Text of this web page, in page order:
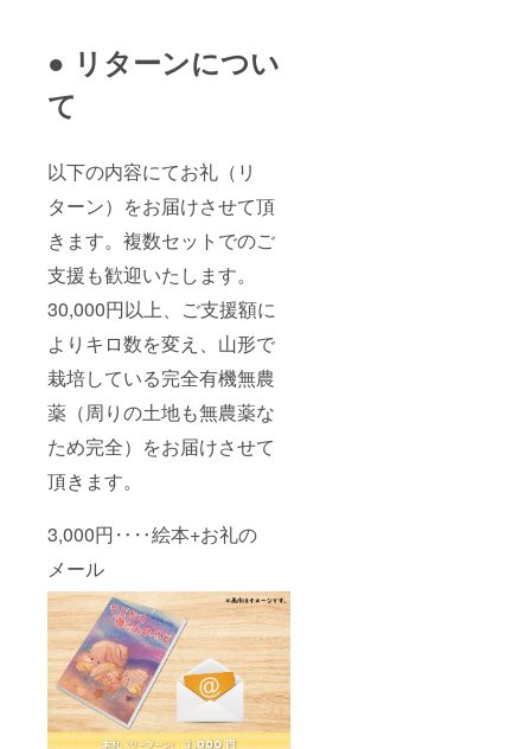
● リターンについ
て
以下の内容にてお礼（リ
ターン）をお届けさせて頂
きます。複数セットでのご
支援も歓迎いたします。
30,000円以上、ご支援額に
よりキロ数を変え、山形で
栽培している完全有機無農
薬（周りの土地も無農薬な
ため完全）をお届けさせて
頂きます。
3,000円‥‥絵本+お礼の
メール